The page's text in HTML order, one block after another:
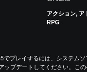
アクション, ア
RPG
でプレイするには、システム
ップデートしてください。こ